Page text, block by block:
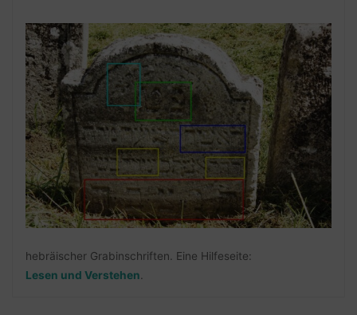
hebräischer Grabinschriften. Eine Hilfeseite:
Lesen und Verstehen